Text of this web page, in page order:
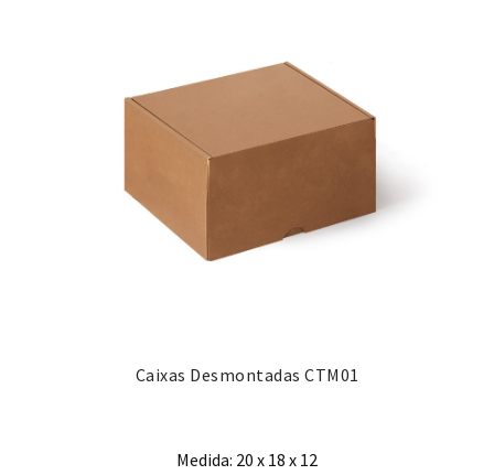
Caixas Desmontadas CTM01
Medida: 20 x 18 x 12